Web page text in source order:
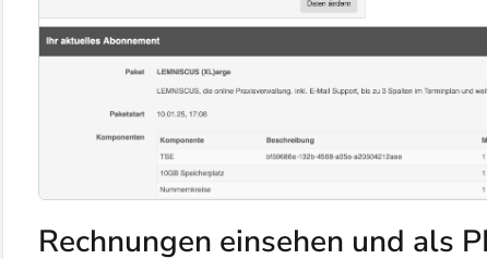
Rechnungen einsehen und als